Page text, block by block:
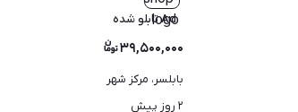
Ad تابلو شده
۳۹,۵۰۰,۰۰۰
بابلسر، مرکز شهر
۲ روز پیش